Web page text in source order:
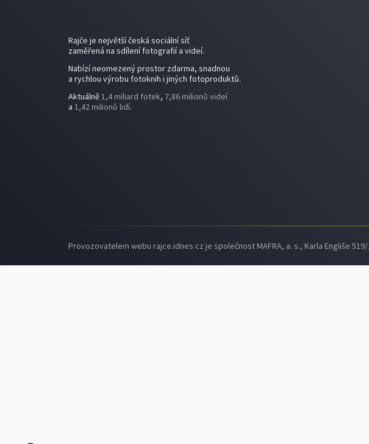
Rajče je největší česká sociální síť
zaměřená na sdílení fotografií a videí.
Nabízí neomezený prostor zdarma, snadnou
a rychlou výrobu fotoknih i jiných fotoproduktů.
Aktuálně1,4 miliard fotek, 7,86 milionů videí
a 1,42 milionů lidí.
Provozovatelem webu rajce.idnes.cz je společnost MAFRA, a. s., Karla Engliše 519/